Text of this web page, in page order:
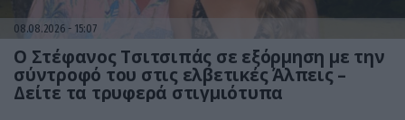
08.08.2026 15:07
Ο Στέφανος Τσιτσιπάς σε εξόρμηση με την
σύντροφό του στις ελβετικές Άλπεις –
Δείτε τα τρυφερά στιγμιότυπα